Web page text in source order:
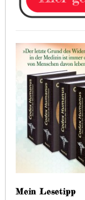
Mein Lesetipp